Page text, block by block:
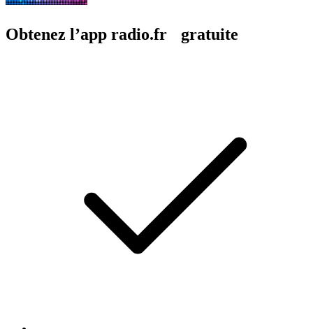
Obtenez l’app radio.fr gratuite